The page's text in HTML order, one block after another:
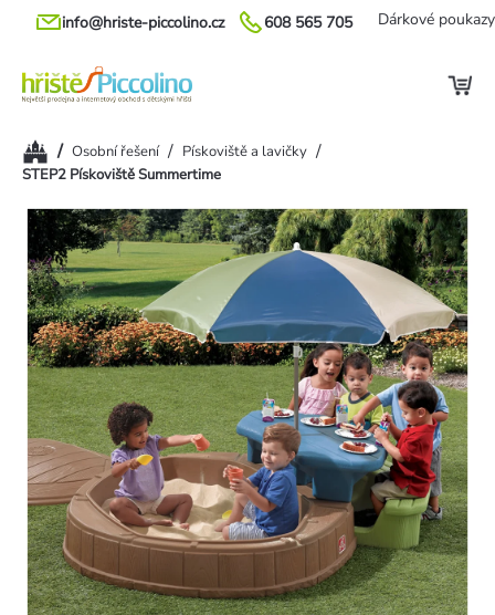
Přejít
608 565 705
info@hriste-piccolino.cz Dárkové poukazy
Domů/ Osobní řešení / Pískoviště a lavičky /
STEP2 Pískoviště Summertime